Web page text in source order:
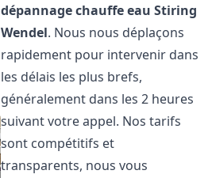
dépannage chauffe eau Stiring
Wendel. Nous nous déplaçons
rapidement pour intervenir dans
les délais les plus brefs,
généralement dans les 2 heures
suivant votre appel. Nos tarifs
sont compétitifs et
transparents, nous vous